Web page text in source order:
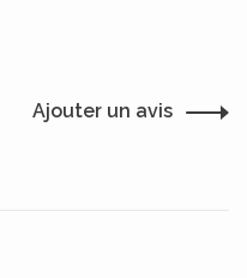
Ajouter un avis